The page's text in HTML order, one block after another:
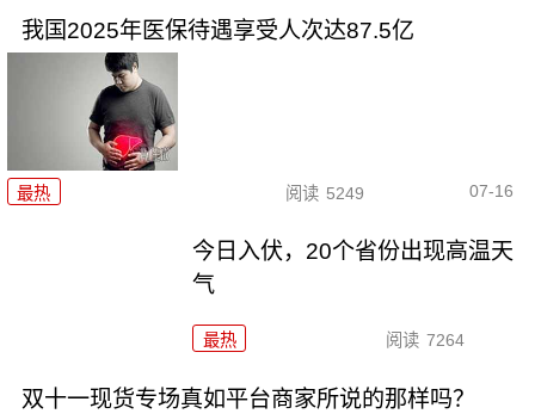
我国2025年医保待遇享受人次达87.5亿
最热 阅读 5249 07-16
今日入伏，20个省份出现高温天
气
最热 阅读 7264
双十一现货专场真如平台商家所说的那样吗？